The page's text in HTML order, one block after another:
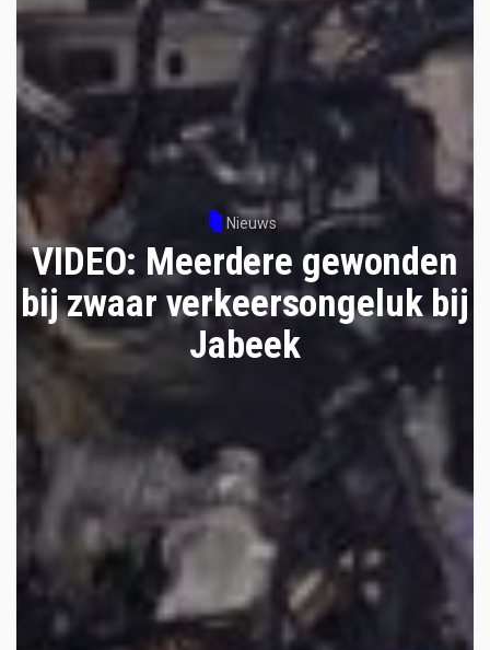
Nieuws
VIDEO: Meerdere gewonden
bij zwaar verkeersongeluk bij
Jabeek